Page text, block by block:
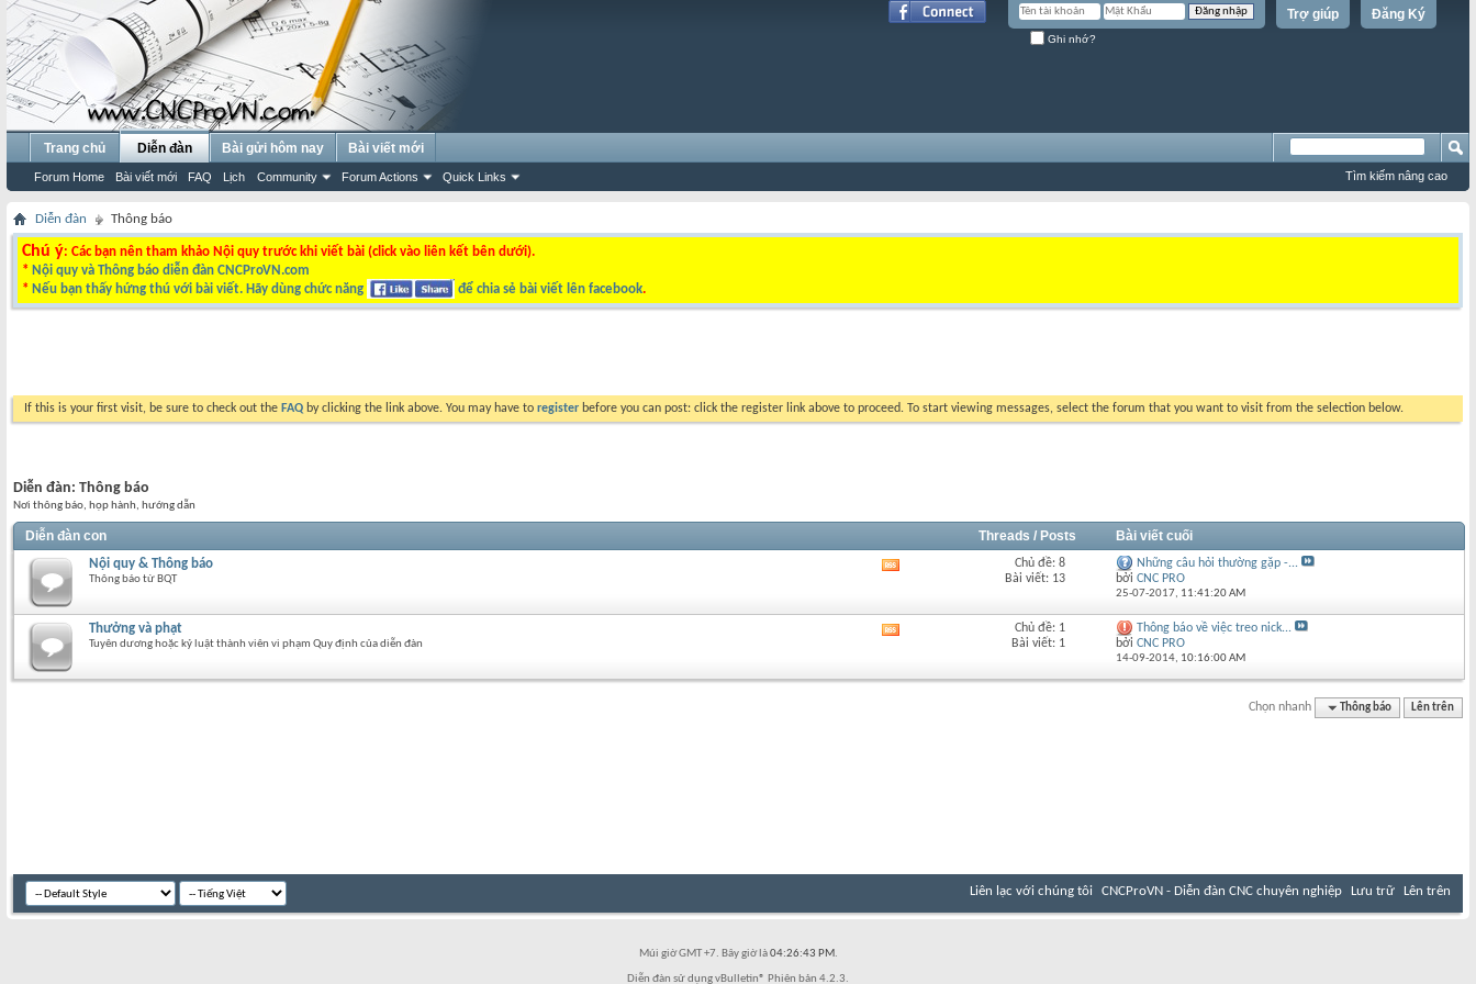
Đăng Ký
Trợ giúp
Ghi nhớ?
Trang chủ Diễn đàn
Forum Home Bài viết mới FAQ Lịch Community Forum Actions Quick Links
Bài gửi hôm nay Bài viết mới
Tìm kiếm nâng cao
Diễn đàn Thông báo
Chú ý: Các bạn nên tham khảo Nội quy trước khi viết bài (click vào liên kết bên dưới).
* Nội quy và Thông báo diễn đàn CNCProVN.com
* Nếu bạn thấy hứng thú với bài viết. Hãy dùng chức năng để chia sẻ bài viết lên facebook.
If this is your first visit, be sure to check out the FAQ by clicking the link above. You may have to register before you can post: click the register link above to proceed. To start viewing messages, select the forum that you want to visit from the selection below.
Diễn đàn: Thông báo
Nơi thông báo, họp hành, hướng dẫn
Diễn đàn con Threads / Posts Bài viết cuối
Nội quy & Thông báo
Thông báo từ BQT
diễn
Chủ đề: 8
Bài viết: 13
Những câu hỏi thường gặp -...
bởiCNC PRO
25-07-2017, 11:41:20 AM
Thưởng và phạt
Tuyên dương hoặc kỷ luật thành viên vi phạm Quy định của diễn đàn
diễn
Chủ đề: 1
Bài viết: 1
Thông báo về việc treo nick...
bởiCNC PRO
14-09-2014, 10:16:00 AM
Chọn nhanh Thông báo Lên trên
Liên lạc với chúng tôi CNCProVN - Diễn đàn CNC chuyên nghiệp Lưu trữ Lên trên
Múi giờ GMT +7. Bây giờ là04:26:43 PM.
Diễn đàn sử dụng vBulletin® Phiên bản 4.2.3.